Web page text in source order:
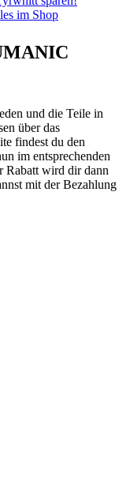
und die Teile in
über das
findest du den
im entsprechenden
Rabatt wird dir dann
mit der Bezahlung